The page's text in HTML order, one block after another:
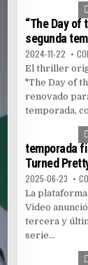
“The Day
segunda
2024-11-22
El thriller
"The Day of
renovado
temporada,
1 5156
temporada
Turned
2025-06-23
La
Video
tercera y
serie...
0